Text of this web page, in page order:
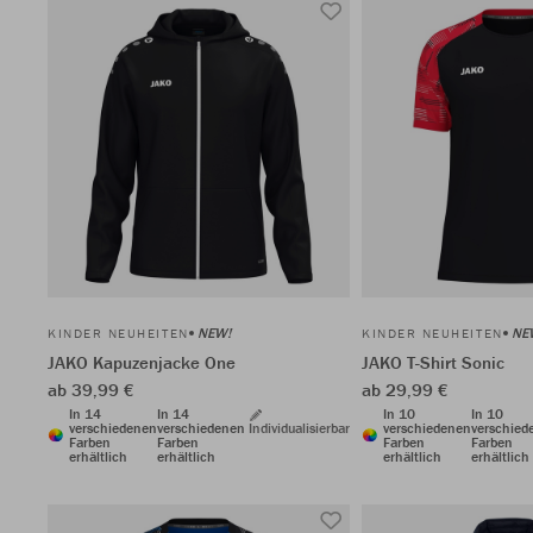
KINDER NEUHEITEN NEW!
JAKO Kapuzenjacke One
ab 39,99 €
In 14
verschiedenen
Farben
erhältlich
In 14
verschiedenen
Farben
erhältlich
Individualisierbar
KINDER NEUHEITEN
JAKO T-Shirt Sonic
ab 29,99 €
In 10
verschiedenen
Farben
erhältlich
In 10
Farben
erhältlich